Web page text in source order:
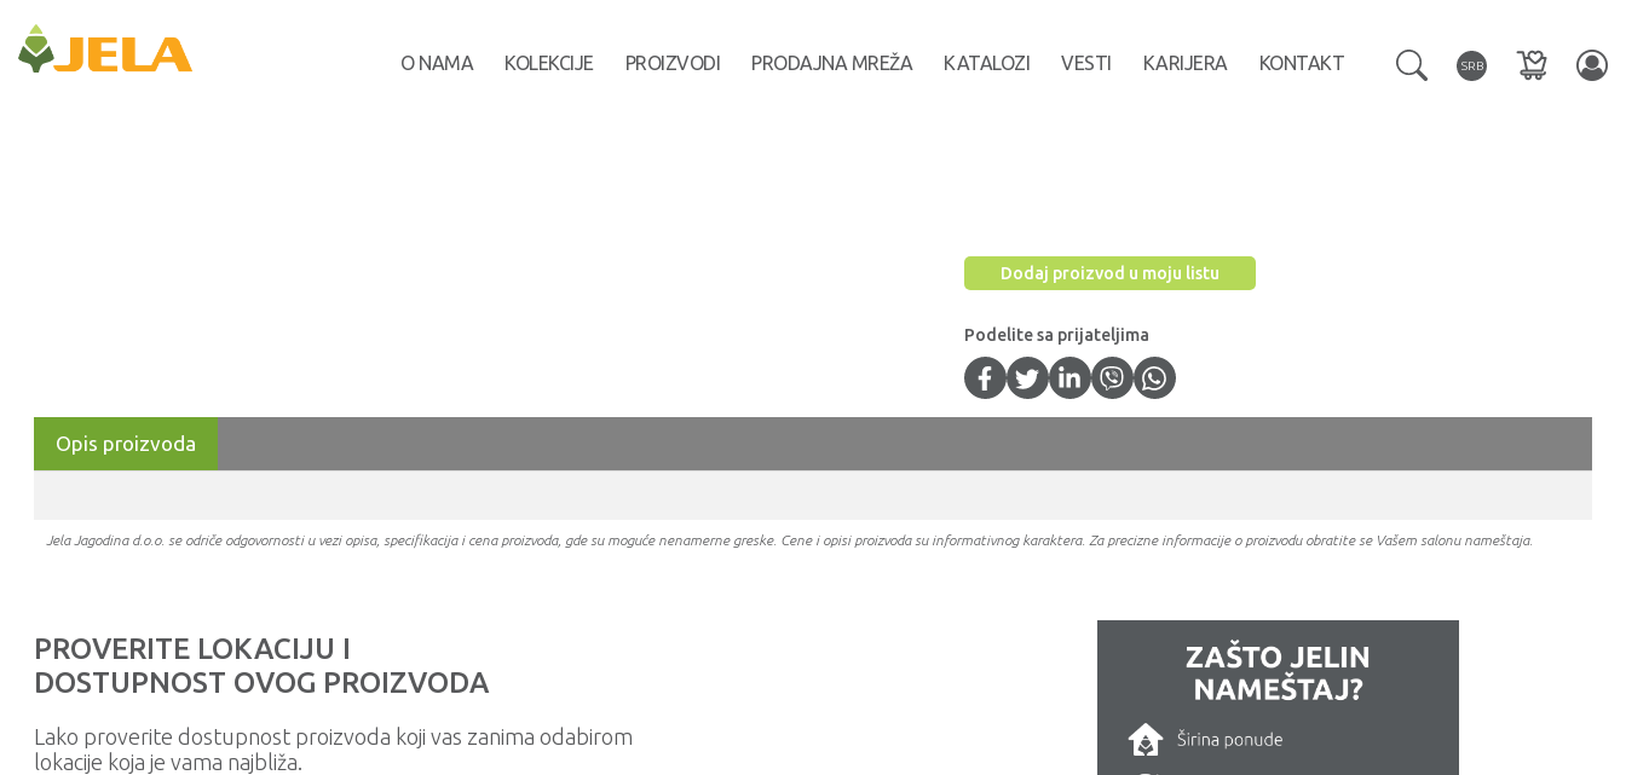
O NAMA KOLEKCIJE PROIZVODI PRODAJNA MREŽA KATALOZI VESTI KARIJERA KONTAKT SRB
Dodaj proizvod u moju listu
Podelite sa prijateljima
Opis proizvoda
Jela Jagodina d.o.o. se odriče odgovornosti u vezi opisa, specifikacija i cena proizvoda, gde su moguće nenamerne greske. Cene i opisi proizvoda su informativnog karaktera. Za precizne informacije o proizvodu obratite se Vašem salonu nameštaja.
PROVERITE LOKACIJU I
DOSTUPNOST OVOG PROIZVODA
Lako proverite dostupnost proizvoda koji vas zanima odabirom
lokacije koja je vama najbliža.